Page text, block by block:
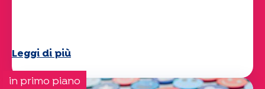
Leggi di più
in primo piano